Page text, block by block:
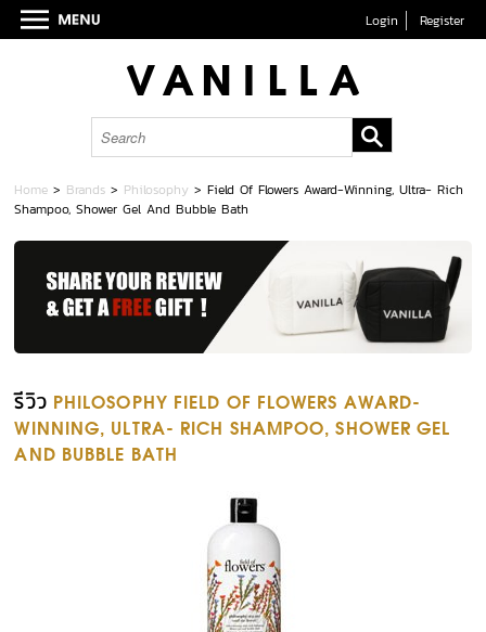
Login Register
Home > Brands > Philosophy >Field Of Flowers Award-Winning, Ultra- Rich
Shampoo, Shower Gel And Bubble Bath
รีวิว PHILOSOPHY FIELD OF FLOWERS AWARD-
WINNING, ULTRA- RICH SHAMPOO, SHOWER GEL
AND BUBBLE BATH